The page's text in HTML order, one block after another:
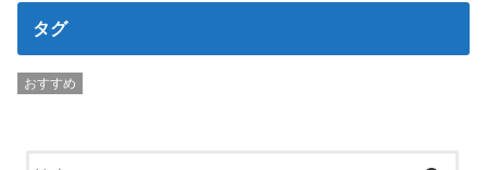
タグ
おすすめ